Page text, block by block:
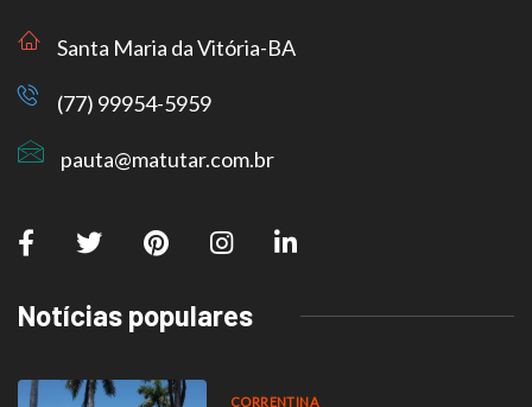
Santa Maria da Vitória-BA
(77) 99954-5959
pauta@matutar.com.br
Notícias populares
CORRENTINA